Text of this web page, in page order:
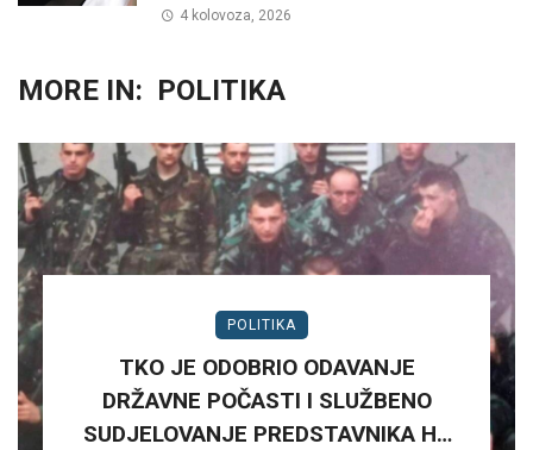
4 kolovoza, 2026
MORE IN: POLITIKA
POLITIKA
TKO JE ODOBRIO ODAVANJE
DRŽAVNE POČASTI I SLUŽBENO
SUDJELOVANJE PREDSTAVNIKA HV